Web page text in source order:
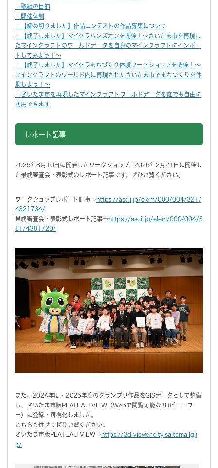
・取組の目的
・開催体制
・【締め切りました】作品コンテストの作品募集について
・【終了しました】マイクラハンズオンを開催！～さいたま市を再現し
たマインクラフトのワールドデータを自身のマインクラフトにインポー
トしてみよう！～
・【終了しました】マイクラまちづくり体験ワークショップを開催！～
マインクラフトのワールド内に再現されたさいたま市でまちづくりを体
験しよう！～
・さいたま市を再現したマインクラフトワールドデータを誰でも自由に
利用できます
レポート記事
2025年8月10日に開催したワークショップ、2026年2月21日に開催し
た最終審査会・表彰式のレポート記事です。ぜひご覧ください。
ワークショップレポート記事→https://ascii.jp/elem/000/004/321/
4321734/
最終審査会・表彰式レポート記事→https://ascii.jp/elem/000/004/3
81/4381729/
また、2024年度・2025年度のグランプリ作品をGISデータとして整備
し、さいたま市版PLATEAU VIEW（Webで閲覧可能な3Dビューワ
ー）に登録・可視化しました。
こちらも併せてぜひご覧ください。
さいたま市版PLATEAU VIEW→https://3d-viewer.city.saitama.lg.j
p/